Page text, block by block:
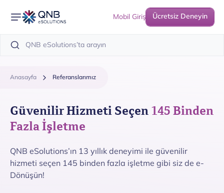
Mobil Giriş Ücretsiz Deneyin
Anasayfa Referanslarımız
Güvenilir Hizmeti Seçen145 Binden
Fazla İşletme
QNB eSolutions’ın 13 yıllık deneyimi ile güvenilir
hizmeti seçen 145 binden fazla işletme gibi siz de e-
Dönüşün!